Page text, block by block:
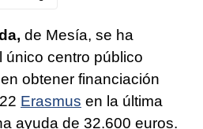
de Mesía, se ha
único centro público
obtener financiación
Erasmus en la última
ayuda de 32.600 euros.